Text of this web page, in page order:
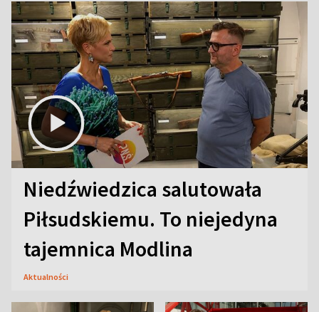
Niedźwiedzica salutowała
Piłsudskiemu. To niejedyna
tajemnica Modlina
Aktualności